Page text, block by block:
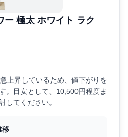
ー 極太 ホワイト ラク
上昇しているため、値下がりを
。目安として、10,500円程度ま
してください。
移